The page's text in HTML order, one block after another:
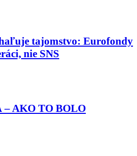
tajomstvo: Eurofondy
nie SNS
– AKO TO BOLO